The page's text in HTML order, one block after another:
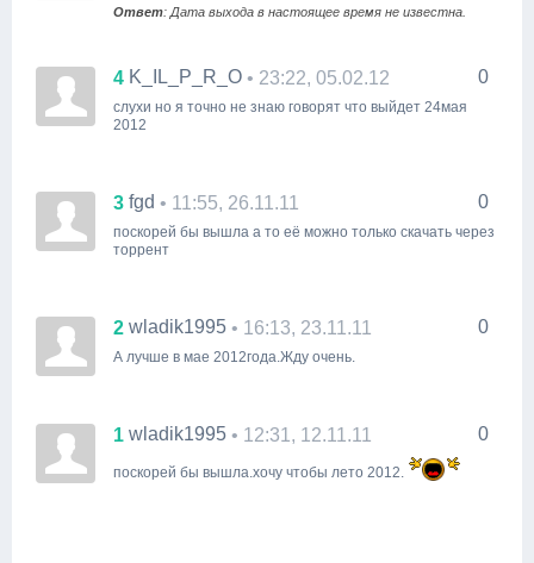
Ответ: Дата выхода в настоящее время не известна.
0
4 K_IL_P_R_O • 23:22, 05.02.12
слухи но я точно не знаю говорят что выйдет 24мая
2012
0
3 fgd • 11:55, 26.11.11
поскорей бы вышла а то её можно только скачать через
торрент
0
2 wladik1995 • 16:13, 23.11.11
А лучше в мае 2012года.Жду очень.
0
1 wladik1995 • 12:31, 12.11.11
поскорей бы вышла.хочу чтобы лето 2012.